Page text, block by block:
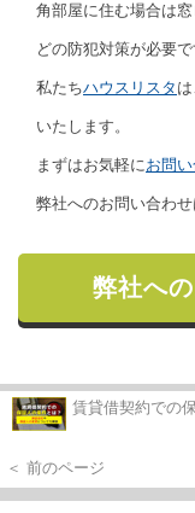
角部屋に住む場合は
どの防犯対策が必要で
私たちハウスリスタ
いたします。
まずはお気軽にお問
弊社へのお問い合わ
弊社へ
賃貸借契約での
＜ 前のページ